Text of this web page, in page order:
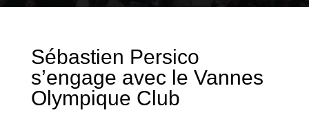
Sébastien Persico
s’engage avec le Vannes
Olympique Club